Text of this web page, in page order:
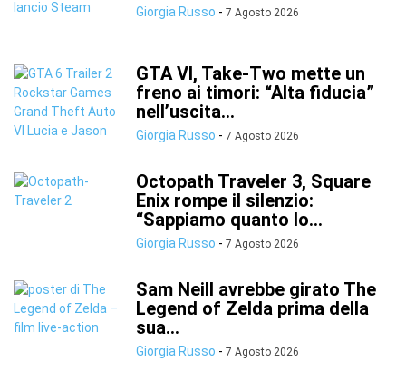
Giorgia Russo - 7 Agosto 2026
GTA VI, Take-Two mette un
freno ai timori: “Alta fiducia”
nell’uscita...
Giorgia Russo - 7 Agosto 2026
Octopath Traveler 3, Square
Enix rompe il silenzio:
“Sappiamo quanto lo...
Giorgia Russo - 7 Agosto 2026
Sam Neill avrebbe girato The
Legend of Zelda prima della
sua...
Giorgia Russo - 7 Agosto 2026